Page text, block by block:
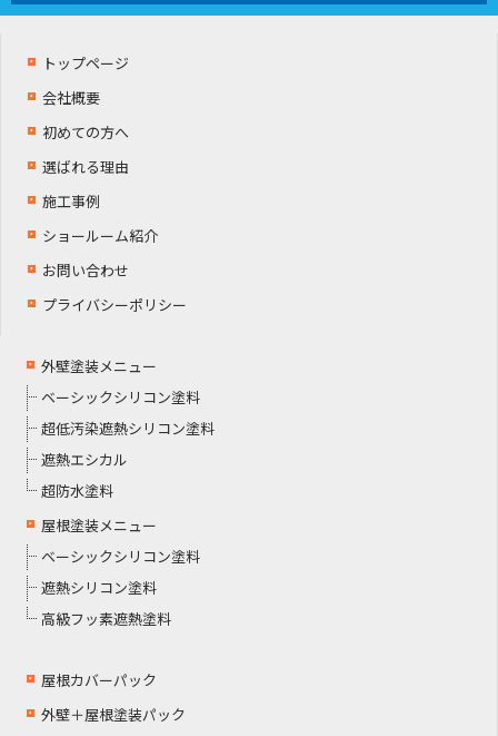
トップページ
会社概要
初めての方へ
選ばれる理由
施工事例
ショールーム紹介
お問い合わせ
プライバシーポリシー
外壁塗装メニュー
ベーシックシリコン塗料
超低汚染遮熱シリコン塗料
遮熱エシカル
超防水塗料
屋根塗装メニュー
ベーシックシリコン塗料
遮熱シリコン塗料
高級フッ素遮熱塗料
屋根カバーパック
外壁＋屋根塗装パック